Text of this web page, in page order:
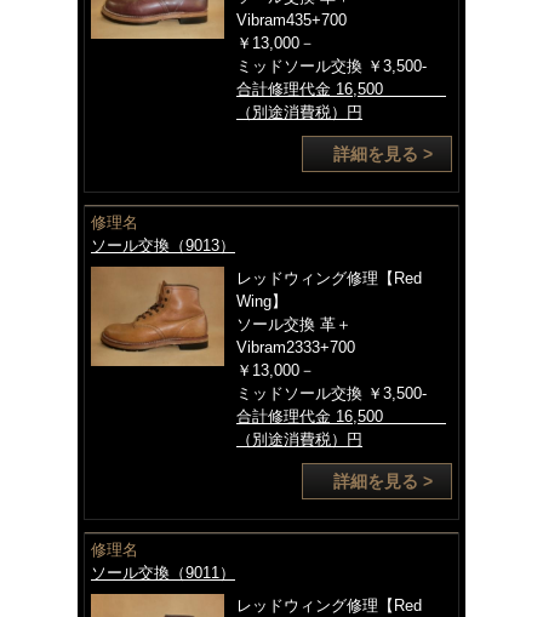
Vibram435+700
￥13,000－
ミッドソール交換 ￥3,500-
合計修理代金 16,500
（別途消費税）円
詳細を見る >
修理名
ソール交換（9013）
レッドウィング修理【Red
Wing】
ソール交換 革＋
Vibram2333+700
￥13,000－
ミッドソール交換 ￥3,500-
合計修理代金 16,500
（別途消費税）円
詳細を見る >
修理名
ソール交換（9011）
レッドウィング修理【Red